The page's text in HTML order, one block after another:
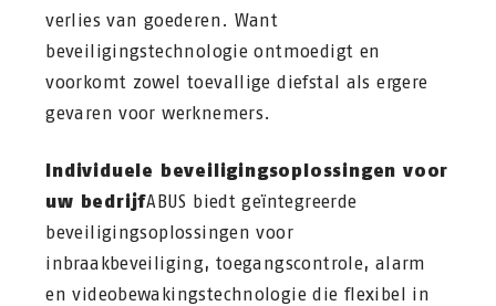
verlies van goederen. Want
beveiligingstechnologie ontmoedigt en
voorkomt zowel toevallige diefstal als ergere
gevaren voor werknemers.
Individuele beveiligingsoplossingen voor
uw bedrijfABUS biedt geïntegreerde
beveiligingsoplossingen voor
inbraakbeveiliging, toegangscontrole, alarm
en videobewakingstechnologie die flexibel in